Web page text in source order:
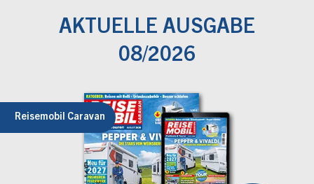
AKTUELLE AUSGABE
08/2026
Reisemobil Caravan